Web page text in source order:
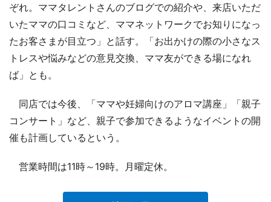
ぞれ。ママタレントさんのブログでの紹介や、来店いただ
いたママの口コミなど、ママネットワークでお知りになっ
たお客さまが目立つ」と話す。「お出かけの際の小さなス
トレスや悩みなどの意見交換、ママ友ができる場になれ
ば」とも。
同店では今後、「ママや妊婦向けのアロマ講座」「親子
コンサート」など、親子で参加できるようなイベントの開
催も計画しているという。
営業時間は11時～19時。月曜定休。